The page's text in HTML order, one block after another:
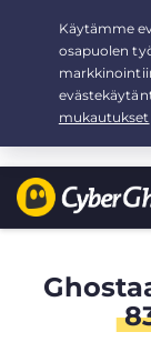
Your choice: